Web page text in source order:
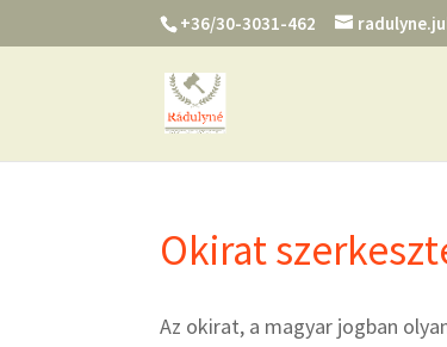
+36/30-3031-462
Okirat
Az okirat, a magyar jogban